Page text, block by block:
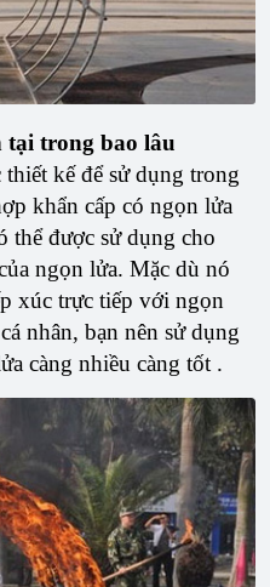
tại trong bao lâu
kế để sử dụng trong
khẩn cấp có ngọn lửa
thể được sử dụng cho
ngọn lửa. Mặc dù nó
xúc trực tiếp với ngọn
nhân, bạn nên sử dụng
càng nhiều càng tốt .